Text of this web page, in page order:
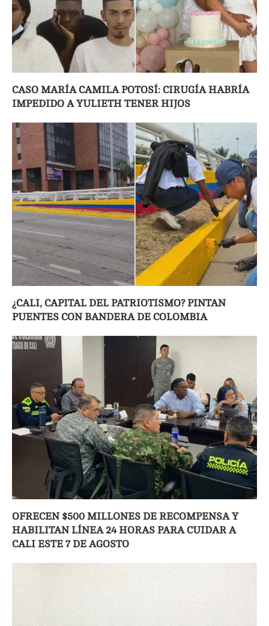
CASO MARÍA CAMILA POTOSÍ: CIRUGÍA HABRÍA
IMPEDIDO A YULIETH TENER HIJOS
¿CALI, CAPITAL DEL PATRIOTISMO? PINTAN
PUENTES CON BANDERA DE COLOMBIA
OFRECEN $500 MILLONES DE RECOMPENSA Y
HABILITAN LÍNEA 24 HORAS PARA CUIDAR A
CALI ESTE 7 DE AGOSTO